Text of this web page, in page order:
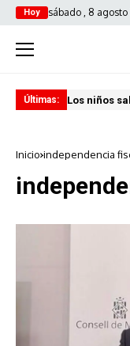
Hoy sábado , 8
Últimas: Los niños
Inicio independencia